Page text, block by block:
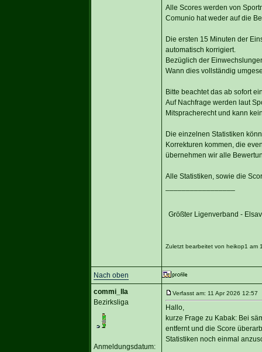
Alle Scores werden von
Comunio hat weder auf die
Die ersten 15 Minuten der
automatisch korrigiert.
Bezüglich der
Wann dies vollständig
Bitte beachtet das ab sofort
Auf Nachfrage werden laut
Mitspracherecht und kann
Die einzelnen Statistiken
Korrekturen kommen, die
übernehmen wir alle
Alle Statistiken, sowie die
Größter Ligenverband -
Zuletzt bearbeitet von heikop1 am
Nach oben
commi_lla
Bezirksliga
Anmeldungsdatum:
Verfasst am: 11 Apr 2026 12:57
Hallo,
kurze Frage zu Kabak: Bei
entfernt und die Score
Statistiken noch einmal